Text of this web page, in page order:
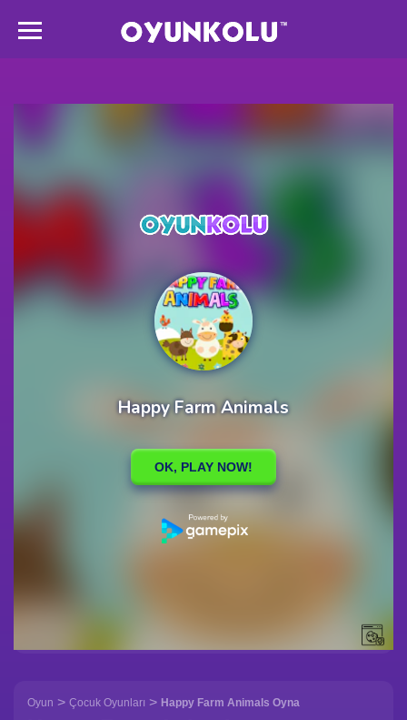
Oyun > Çocuk Oyunları > Happy Farm Animals Oyna